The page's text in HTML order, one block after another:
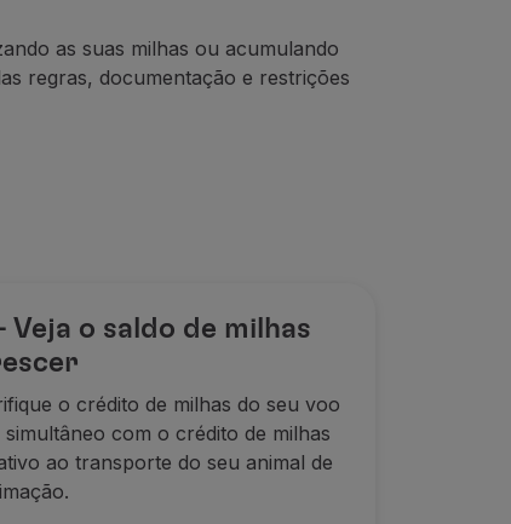
as suas milhas ou acumulando
regras, documentação e restrições
Veja o saldo de milhas
o crédito de milhas do seu voo
simultâneo com o crédito de milhas
ao transporte do seu animal de